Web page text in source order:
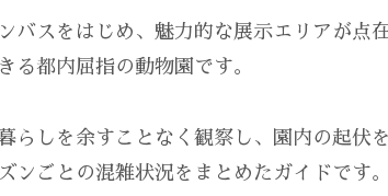
バスをはじめ、魅力的な展示エリアが点
る都内屈指の動物園です。
らしを余すことなく観察し、園内の起伏
ンごとの混雑状況をまとめたガイドです。